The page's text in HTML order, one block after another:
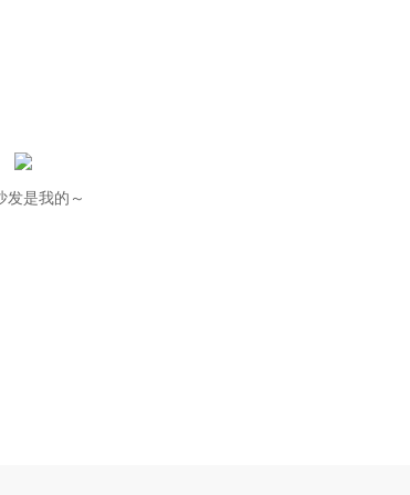
发是我的～